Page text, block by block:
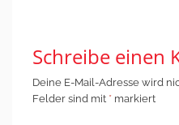
Schreibe einen
Deine E-Mail-Adresse wird
Felder sind mit * markiert